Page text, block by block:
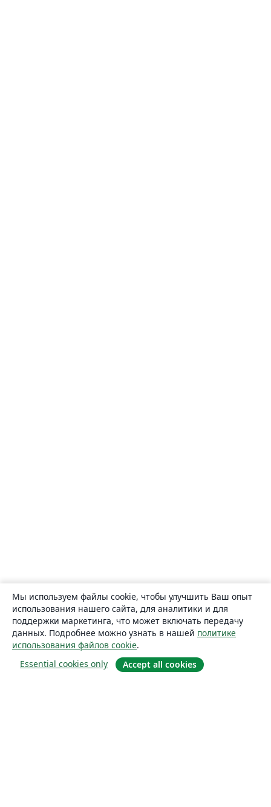
Мы используем файлы cookie, чтобы улучшить Ваш опыт
использования нашего сайта, для аналитики и для
поддержки маркетинга, что может включать передачу
данных. Подробнее можно узнать в нашей политике
использования файлов cookie.
Essential cookies only
Accept all cookies